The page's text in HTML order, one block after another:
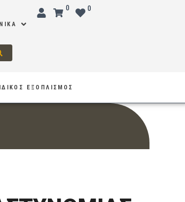
0 0
ΕΞΟΠΛΙΣΜΟΣ